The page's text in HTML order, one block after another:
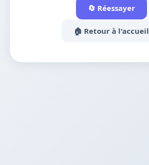
🔄 Réessayer
🏠 Retour à l'accueil